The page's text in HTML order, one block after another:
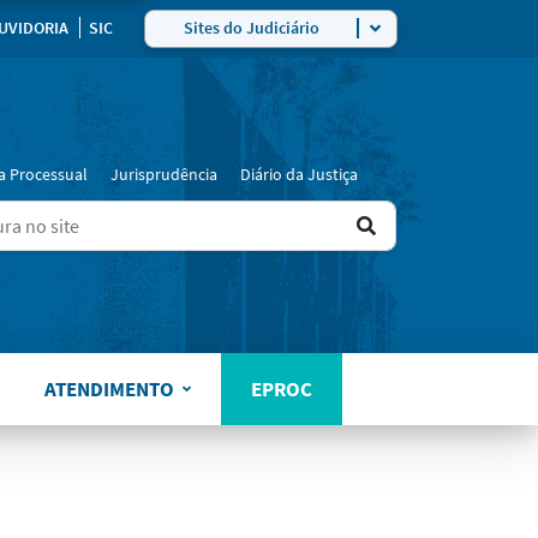
SIC Sites do Judiciário
Processual Jurisprudência Diário da Justiça
Ir
resultado
ATENDIMENTO EPROC